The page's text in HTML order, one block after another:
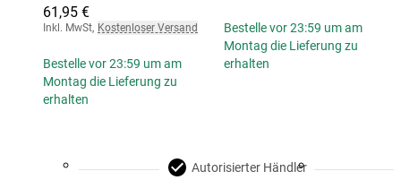
61,95 €
Inkl. MwSt, Kostenloser Versand
Bestelle vor 23:59 um am
Montag die Lieferung zu
erhalten
Bestelle vor 23:59 um am
Montag die Lieferung zu
erhalten
Autorisierter Händler